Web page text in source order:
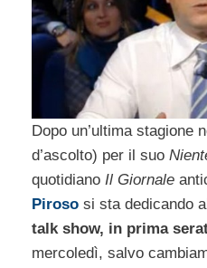
Dopo un’ultima stagione
d’ascolto) per il suo
quotidiano Il Giornale
Piroso si sta dedicando
talk show, in prima
mercoledì, salvo